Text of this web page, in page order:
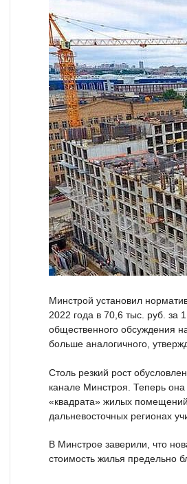
Минстрой установил
2022 года в 70,6 тыс. руб. за
общественного обсуждения
больше аналогичного,
Столь резкий рост
канале Минстроя. Теперь
«квадрата» жилых
дальневосточных регионах
В Минстрое заверили, что
стоимость жилья предельно